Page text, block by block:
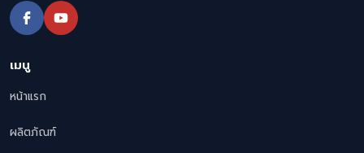
เมนู
หน้าแรก
ผลิตภัณฑ์